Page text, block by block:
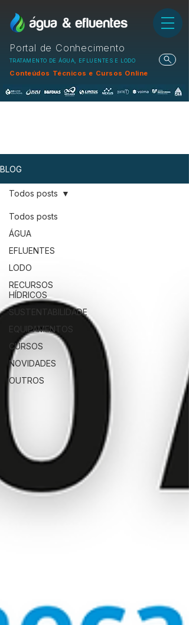
Portal de Conhecimento
TRATAMENTO DE ÁGUA, EFLUENTES E LODO
Conteúdos Técnicos e Cursos Online
BLOG
Todos posts
ÁGUA
EFLUENTES
LODO
RECURSOS
HÍDRICOS
SUSTENTABILIDADE
EQUIPAMENTOS
CURSOS
NOVIDADES
OUTROS
Todos posts